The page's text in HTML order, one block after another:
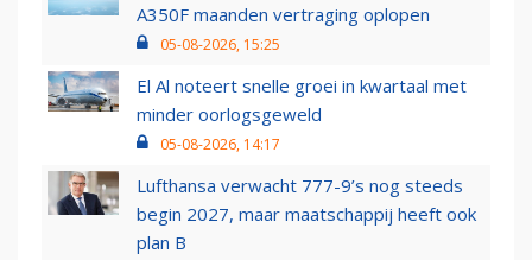
A350F maanden vertraging oplopen
05-08-2026, 15:25
El Al noteert snelle groei in kwartaal met
minder oorlogsgeweld
05-08-2026, 14:17
Lufthansa verwacht 777-9’s nog steeds
begin 2027, maar maatschappij heeft ook
plan B